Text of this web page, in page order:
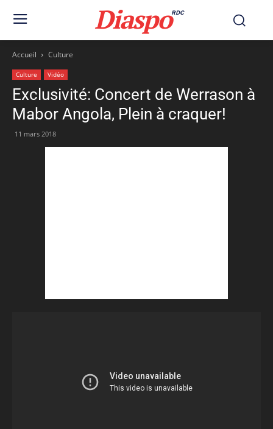
DiaspoRDC
Accueil Culture
Culture Vidéo
Exclusivité: Concert de Werrason à
Mabor Angola, Plein à craquer!
11 mars 2018